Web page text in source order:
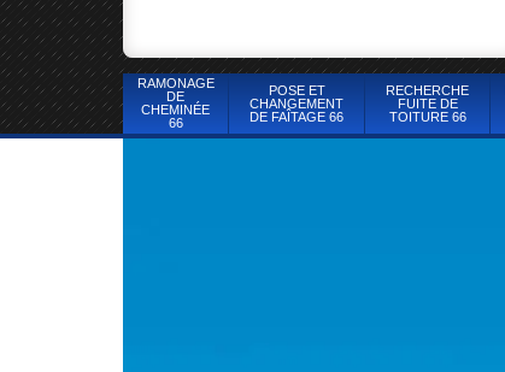
RAMONAGE
DE
CHEMINÉE
66
POSE ET
CHANGEMENT
DE FAÎTAGE 66
RECHERCHE
FUITE DE
TOITURE 66